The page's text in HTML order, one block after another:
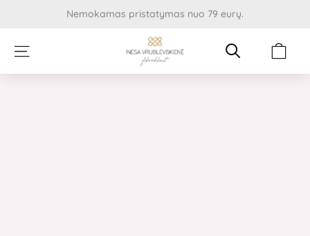
Nemokamas pristatymas nuo 79 eurų.
Cart